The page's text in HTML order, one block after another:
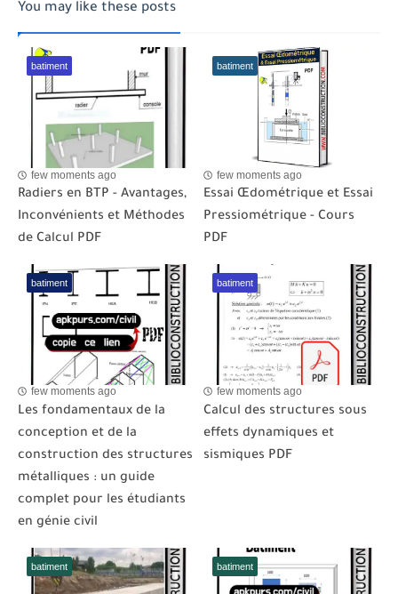
You may like these posts
batiment
few moments ago
Radiers en BTP - Avantages,
Inconvénients et Méthodes
de Calcul PDF
batiment
few moments ago
Essai Œdométrique et Essai
Pressiométrique - Cours
PDF
batiment
few moments ago
Les fondamentaux de la
conception et de la
construction des structures
métalliques : un guide
complet pour les étudiants
en génie civil
batiment
few moments ago
Calcul des structures sous
effets dynamiques et
sismiques PDF
batiment batiment